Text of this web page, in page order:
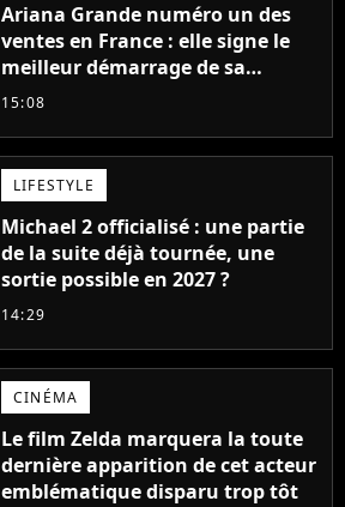
Ariana Grande numéro un des
ventes en France : elle signe le
meilleur démarrage de sa
carrière avec son album Petal
15:08
LIFESTYLE
Michael 2 officialisé : une partie
de la suite déjà tournée, une
sortie possible en 2027 ?
14:29
CINÉMA
Le film Zelda marquera la toute
dernière apparition de cet acteur
emblématique disparu trop tôt